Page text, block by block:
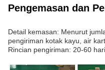
Pengemasan dan
Detail kemasan: Menurut
pengiriman kotak kayu, air
Rincian pengiriman: 20-60